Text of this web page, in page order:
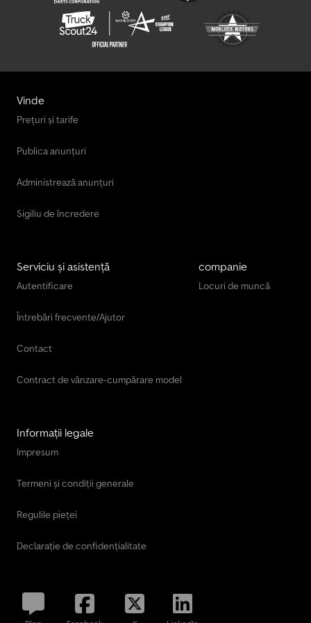
Vinde
Prețuri și tarife
Publica anunțuri
Administrează anunțuri
Sigiliu de încredere
Serviciu și asistență
Autentificare
Întrebări frecvente/Ajutor
Contact
Contract de vânzare-cumpărare model
companie
Locuri de muncă
Informații legale
Impresum
Termeni și condiții generale
Regulile pieței
Declarație de confidențialitate